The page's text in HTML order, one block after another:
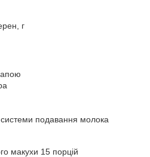
г
подавання молока
макухи 15 порцій